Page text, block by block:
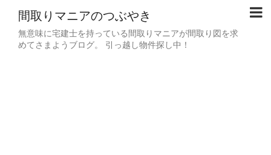
間取りマニアのつぶやき
無意味に宅建士を持っている間取りマニアが間取り図を求
めてさまようブログ。 引っ越し物件探し中！